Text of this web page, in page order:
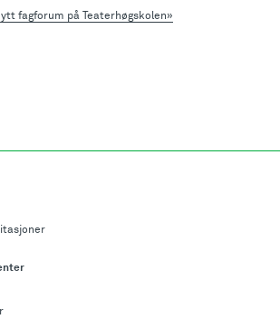
fagforum på Teaterhøgskolen»